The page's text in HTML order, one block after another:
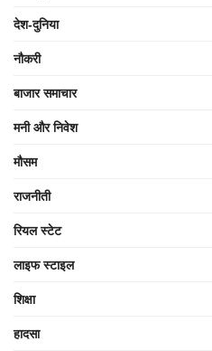
देश-दुनिया
नौकरी
बाजार समाचार
मनी और निवेश
मौसम
राजनीती
रियल स्टेट
लाइफ स्टाइल
शिक्षा
हादसा